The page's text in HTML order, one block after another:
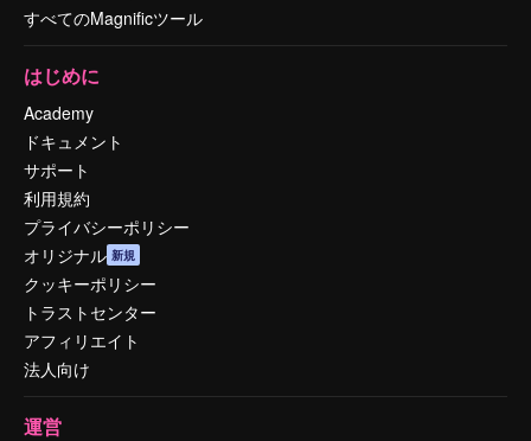
すべてのMagnificツール
はじめに
Academy
ドキュメント
サポート
利用規約
プライバシーポリシー
オリジナル 新規
クッキーポリシー
トラストセンター
アフィリエイト
法人向け
運営